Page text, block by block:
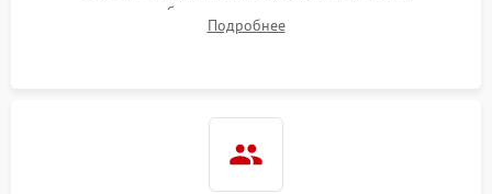
1000 ₽
1800 ₽
сопротивления обмоток мотора, проверка термостата и
считывание кодов ошибок с электронного дисплея.
Подробнее